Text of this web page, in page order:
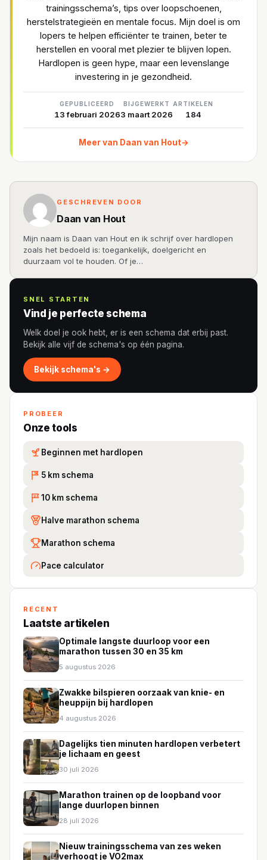
trainingsschema’s, tips over loopschoenen,
herstelstrategieën en mentale focus. Mijn doel is om
lopers te helpen efficiënter te trainen, beter te
herstellen en vooral met plezier te blijven lopen.
Hardlopen is geen hype, maar een levenslange
investering in je gezondheid.
GEPUBLICEERD
13 februari 2026
BIJGEWERKT
3 maart 2026
ARTIKELEN
184
Meer van Daan van Hout→
GESCHREVEN DOOR
Daan van Hout
Mijn naam is Daan van Hout en ik schrijf over hardlopen
zoals het bedoeld is: toegankelijk, doelgericht en
duurzaam vol te houden. Of je…
SNEL STARTEN
Vind je perfecte schema
Welk doel je ook hebt, er is een schema dat erbij past.
Bekijk alle vijf de schema's op één pagina.
Bekijk schema's →
PROBEER
Onze tools
Beginnen met hardlopen
5K 5 km schema
10 10 km schema
Halve marathon schema
Marathon schema
Pace calculator
RECENT
Laatste artikelen
Optimale langste duurloop voor een
marathon tussen 30 en 35 km
5 augustus 2026
Zwakke bilspieren oorzaak van knie- en
heuppijn bij hardlopen
4 augustus 2026
Dagelijks tien minuten hardlopen verbetert
je lichaam en geest
30 juli 2026
Marathon trainen op de loopband voor
lange duurlopen binnen
28 juli 2026
Nieuw trainingsschema van zes weken
verhoogt je VO2max